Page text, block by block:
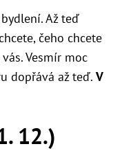
Až teď
čeho chcete
Vesmír moc
dopřává až teď. V
12.)